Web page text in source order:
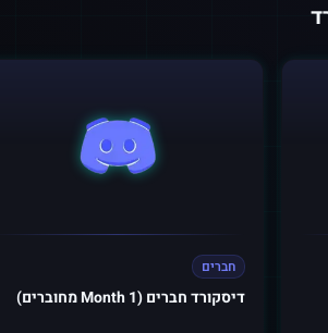
חברים
דיסקורד חברים (1 Month מחוברים)